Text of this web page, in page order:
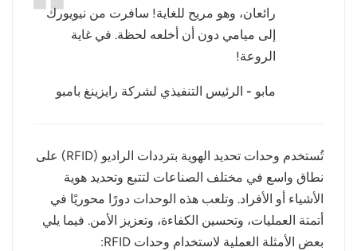
عربي
日语
한국어
Melayu
Polski
رائعان، وهو مريح للغاية! سافرت من نيويورك
إلى ميامي دون أن أخلعه لحظة. في غاية
الروعة!
مابو - الرئيس التنفيذي لشركة رايزينغ بامبو
تُستخدم وحدات تحديد الهوية بترددات الراديو (RFID) على
نطاق واسع في مختلف الصناعات لتتبع وتحديد هوية
الأشياء أو الأفراد. وتلعب هذه الوحدات دورًا محوريًا في
أتمتة العمليات، وتحسين الكفاءة، وتعزيز الأمن. فيما يلي
بعض الأمثلة العملية لاستخدام وحدات RFID: